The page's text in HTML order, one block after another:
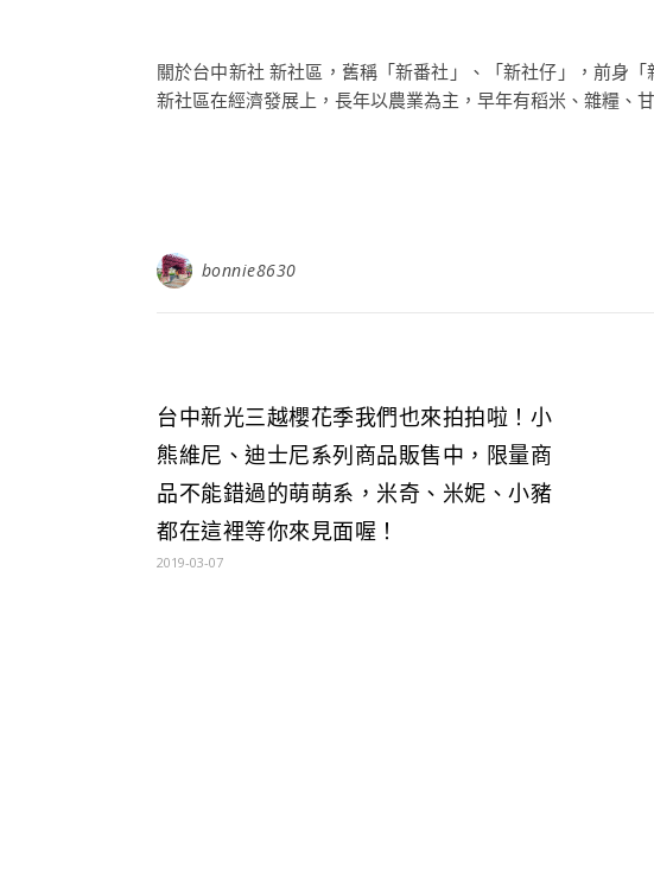
關於台中新社 新社區，舊稱「新番社」、「新社仔」，前身
新社區在經濟發展上，長年以農業為主，早年有稻米、雜糧、
bonnie8630
台中新光三越櫻花季我們也來拍拍啦！小
熊維尼、迪士尼系列商品販售中，限量商
品不能錯過的萌萌系，米奇、米妮、小豬
都在這裡等你來見面喔！
2019-03-07